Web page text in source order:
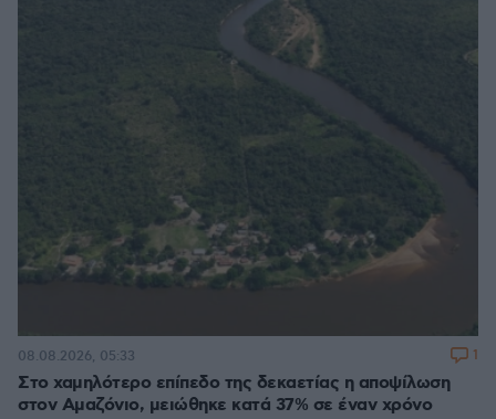
Στο χαμηλότερο επίπεδο της δεκαετίας η αποψίλωση
στον Αμαζόνιο, μειώθηκε κατά 37% σε έναν χρόνο
08.08.2026, 05:33 1